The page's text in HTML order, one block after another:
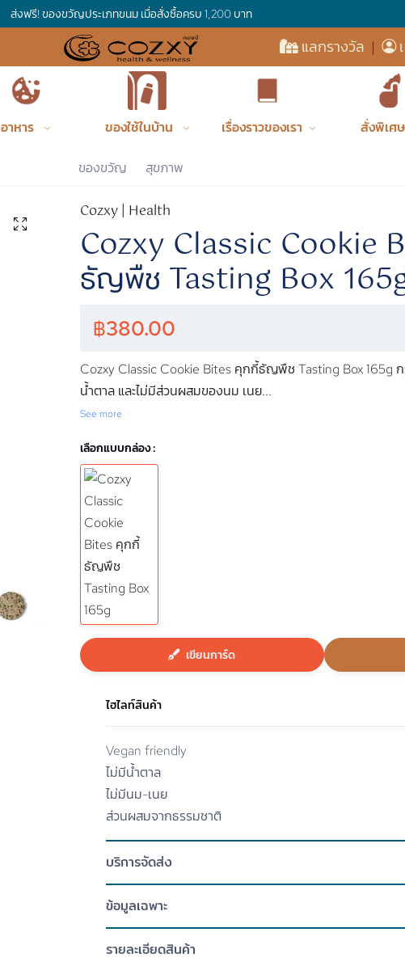
ส่งฟรี! ของขวัญประเภทขนม เมื่อสั่งซื้อครบ 1,200 บาท
แลกรางวัล |
อาหาร ของใช้ในบ้าน เรื่องราวของเรา สั่งพิเศษ
ของขวัญ สุขภาพ
Cozxy | Health
Cozxy Classic Cookie
ธัญพืช Tasting Box
฿380.00
Cozxy Classic Cookie Bites คุกกี้ธัญพืช Tasting Box
น้ำตาล และไม่มีส่วนผสมของนม เนย...
See more
เลือกแบบกล่อง :
เขียนการ์ด
ไฮไลท์สินค้า
Vegan friendly
ไม่มีน้ำตาล
ไม่มีนม-เนย
ส่วนผสมจากธรรมชาติ
บริการจัดส่ง
ข้อมูลเฉพาะ
รายละเอียดสินค้า